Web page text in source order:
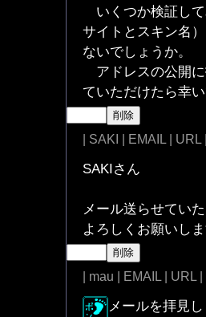
いくつか検証して
サイトとスキン名
ないでしょうか。
アドレスの公開に
ていただけたら幸
| SAKI | EMAIL |
SAKIさん
メール送らせてい
よろしくお願いし
| mau | EMAIL | URL
メールを拝見